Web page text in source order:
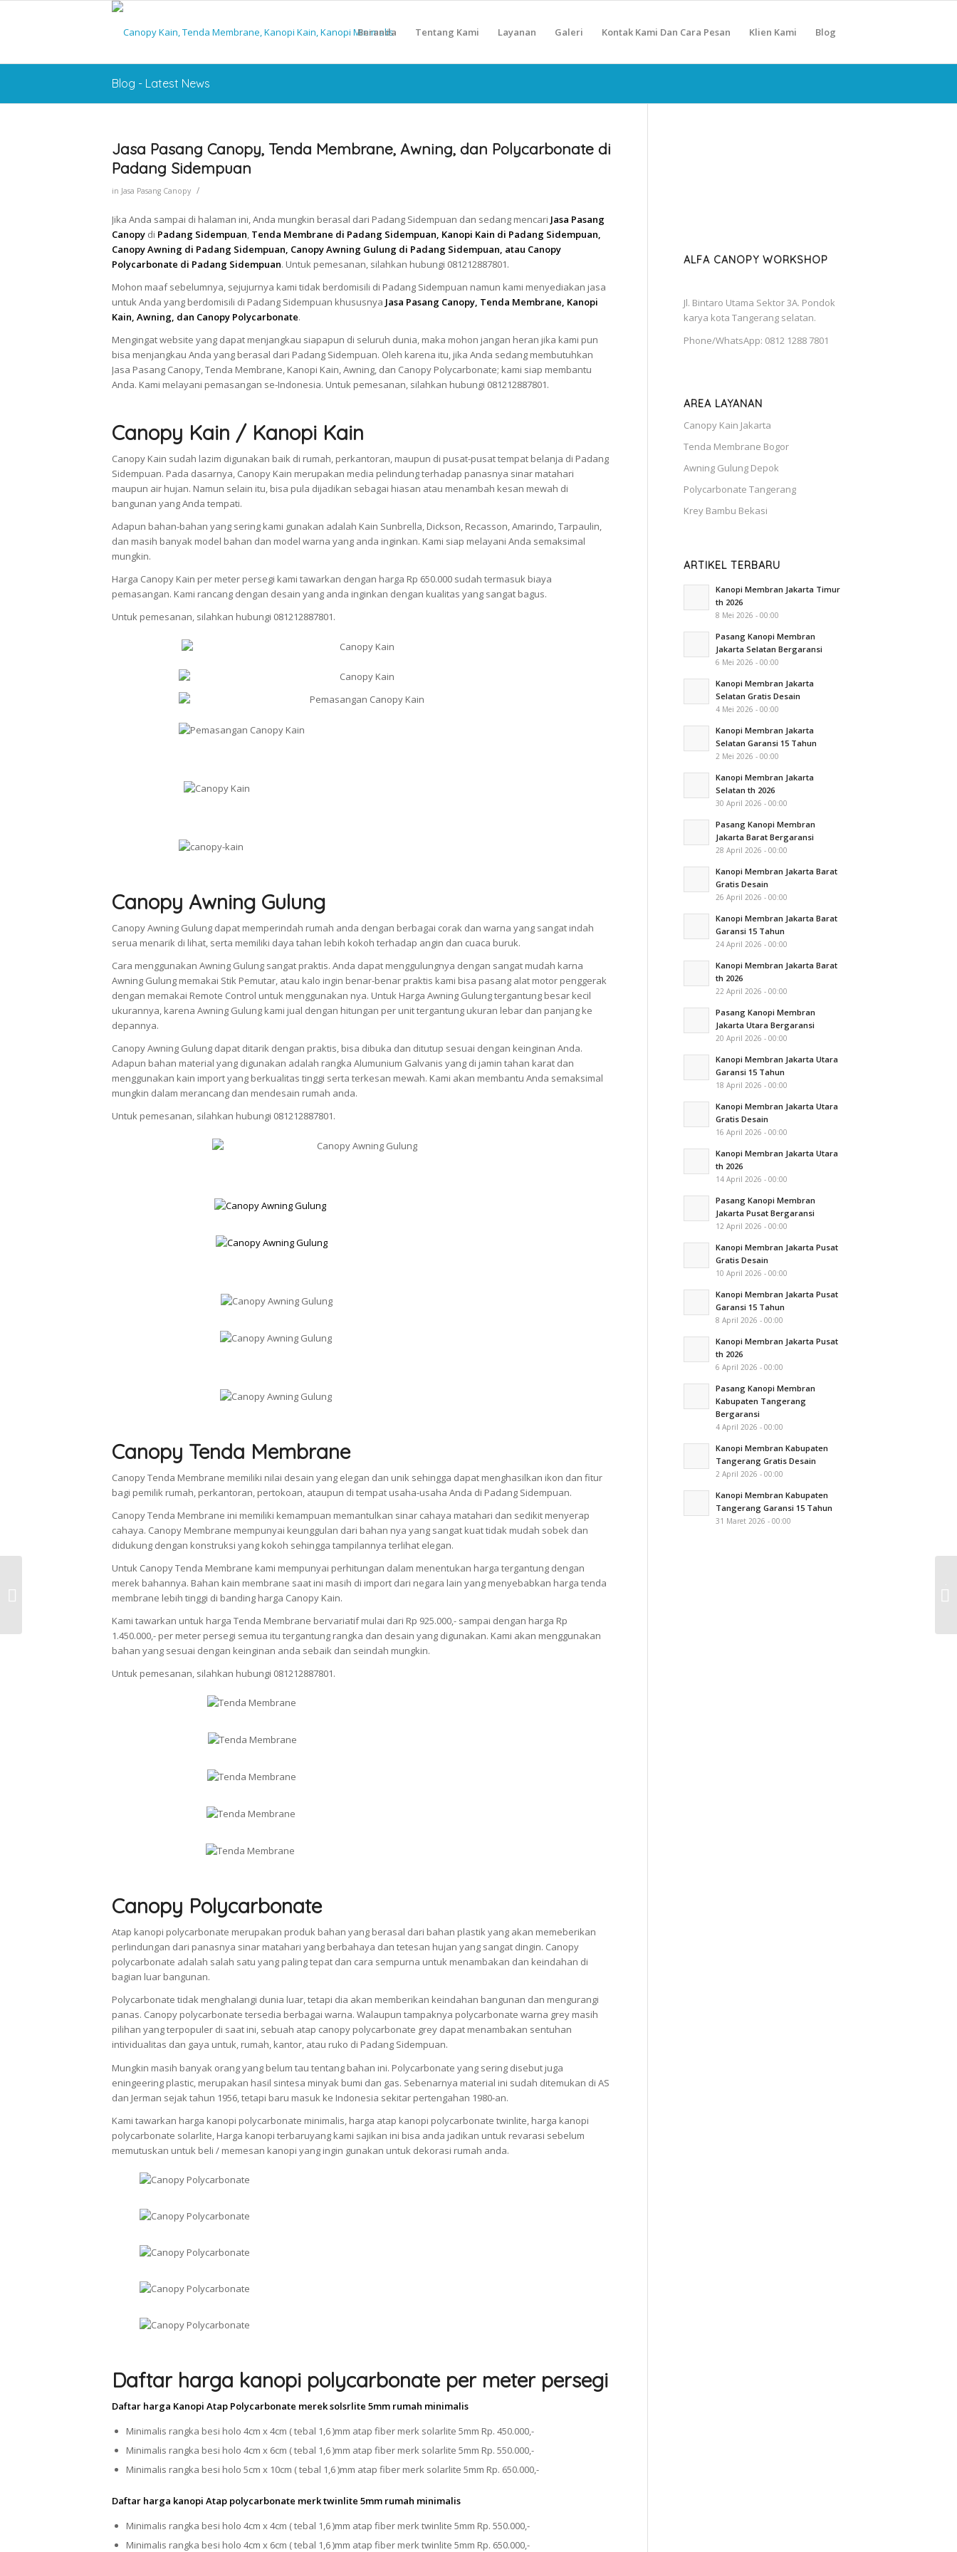
Beranda Tentang Kami Layanan Galeri Kontak Kami Dan Cara Pesan Klien Kami Blog
Blog - Latest News
Jasa Pasang Canopy, Tenda Membrane, Awning, dan Polycarbonate di
Padang Sidempuan
in Jasa Pasang Canopy /
Jika Anda sampai di halaman ini, Anda mungkin berasal dari Padang Sidempuan dan sedang mencari Jasa Pasang
Canopy di Padang Sidempuan, Tenda Membrane di Padang Sidempuan, Kanopi Kain di Padang Sidempuan,
Canopy Awning di Padang Sidempuan, Canopy Awning Gulung di Padang Sidempuan, atau Canopy
Polycarbonate di Padang Sidempuan. Untuk pemesanan, silahkan hubungi 081212887801.
Mohon maaf sebelumnya, sejujurnya kami tidak berdomisili di Padang Sidempuan namun kami menyediakan jasa
untuk Anda yang berdomisili di Padang Sidempuan khususnya Jasa Pasang Canopy, Tenda Membrane, Kanopi
Kain, Awning, dan Canopy Polycarbonate.
Mengingat website yang dapat menjangkau siapapun di seluruh dunia, maka mohon jangan heran jika kami pun
bisa menjangkau Anda yang berasal dari Padang Sidempuan. Oleh karena itu, jika Anda sedang membutuhkan
Jasa Pasang Canopy, Tenda Membrane, Kanopi Kain, Awning, dan Canopy Polycarbonate; kami siap membantu
Anda. Kami melayani pemasangan se-Indonesia. Untuk pemesanan, silahkan hubungi 081212887801.
Canopy Kain / Kanopi Kain
Canopy Kain sudah lazim digunakan baik di rumah, perkantoran, maupun di pusat-pusat tempat belanja di Padang
Sidempuan. Pada dasarnya, Canopy Kain merupakan media pelindung terhadap panasnya sinar matahari
maupun air hujan. Namun selain itu, bisa pula dijadikan sebagai hiasan atau menambah kesan mewah di
bangunan yang Anda tempati.
Adapun bahan-bahan yang sering kami gunakan adalah Kain Sunbrella, Dickson, Recasson, Amarindo, Tarpaulin,
dan masih banyak model bahan dan model warna yang anda inginkan. Kami siap melayani Anda semaksimal
mungkin.
Harga Canopy Kain per meter persegi kami tawarkan dengan harga Rp 650.000 sudah termasuk biaya
pemasangan. Kami rancang dengan desain yang anda inginkan dengan kualitas yang sangat bagus.
Untuk pemesanan, silahkan hubungi 081212887801.
Canopy Awning Gulung
Canopy Awning Gulung dapat memperindah rumah anda dengan berbagai corak dan warna yang sangat indah
serua menarik di lihat, serta memiliki daya tahan lebih kokoh terhadap angin dan cuaca buruk.
Cara menggunakan Awning Gulung sangat praktis. Anda dapat menggulungnya dengan sangat mudah karna
Awning Gulung memakai Stik Pemutar, atau kalo ingin benar-benar praktis kami bisa pasang alat motor penggerak
dengan memakai Remote Control untuk menggunakan nya. Untuk Harga Awning Gulung tergantung besar kecil
ukurannya, karena Awning Gulung kami jual dengan hitungan per unit tergantung ukuran lebar dan panjang ke
depannya.
Canopy Awning Gulung dapat ditarik dengan praktis, bisa dibuka dan ditutup sesuai dengan keinginan Anda.
Adapun bahan material yang digunakan adalah rangka Alumunium Galvanis yang di jamin tahan karat dan
menggunakan kain import yang berkualitas tinggi serta terkesan mewah. Kami akan membantu Anda semaksimal
mungkin dalam merancang dan mendesain rumah anda.
Untuk pemesanan, silahkan hubungi 081212887801.
Canopy Tenda Membrane
Canopy Tenda Membrane memiliki nilai desain yang elegan dan unik sehingga dapat menghasilkan ikon dan fitur
bagi pemilik rumah, perkantoran, pertokoan, ataupun di tempat usaha-usaha Anda di Padang Sidempuan.
Canopy Tenda Membrane ini memiliki kemampuan memantulkan sinar cahaya matahari dan sedikit menyerap
cahaya. Canopy Membrane mempunyai keunggulan dari bahan nya yang sangat kuat tidak mudah sobek dan
didukung dengan konstruksi yang kokoh sehingga tampilannya terlihat elegan.
Untuk Canopy Tenda Membrane kami mempunyai perhitungan dalam menentukan harga tergantung dengan
merek bahannya. Bahan kain membrane saat ini masih di import dari negara lain yang menyebabkan harga tenda
membrane lebih tinggi di banding harga Canopy Kain.
Kami tawarkan untuk harga Tenda Membrane bervariatif mulai dari Rp 925.000,- sampai dengan harga Rp
1.450.000,- per meter persegi semua itu tergantung rangka dan desain yang digunakan. Kami akan menggunakan
bahan yang sesuai dengan keinginan anda sebaik dan seindah mungkin.
Untuk pemesanan, silahkan hubungi 081212887801.
Canopy Polycarbonate
Atap kanopi polycarbonate merupakan produk bahan yang berasal dari bahan plastik yang akan memeberikan
perlindungan dari panasnya sinar matahari yang berbahaya dan tetesan hujan yang sangat dingin. Canopy
polycarbonate adalah salah satu yang paling tepat dan cara sempurna untuk menambakan dan keindahan di
bagian luar bangunan.
Polycarbonate tidak menghalangi dunia luar, tetapi dia akan memberikan keindahan bangunan dan mengurangi
panas. Canopy polycarbonate tersedia berbagai warna. Walaupun tampaknya polycarbonate warna grey masih
pilihan yang terpopuler di saat ini, sebuah atap canopy polycarbonate grey dapat menambakan sentuhan
intividualitas dan gaya untuk, rumah, kantor, atau ruko di Padang Sidempuan.
Mungkin masih banyak orang yang belum tau tentang bahan ini. Polycarbonate yang sering disebut juga
eningeering plastic, merupakan hasil sintesa minyak bumi dan gas. Sebenarnya material ini sudah ditemukan di AS
dan Jerman sejak tahun 1956, tetapi baru masuk ke Indonesia sekitar pertengahan 1980-an.
Kami tawarkan harga kanopi polycarbonate minimalis, harga atap kanopi polycarbonate twinlite, harga kanopi
polycarbonate solarlite, Harga kanopi terbaruyang kami sajikan ini bisa anda jadikan untuk revarasi sebelum
memutuskan untuk beli / memesan kanopi yang ingin gunakan untuk dekorasi rumah anda.
Daftar harga kanopi polycarbonate per meter persegi
Daftar harga Kanopi Atap Polycarbonate merek solsrlite 5mm rumah minimalis
Minimalis rangka besi holo 4cm x 4cm ( tebal 1,6 )mm atap fiber merk solarlite 5mm Rp. 450.000,-
Minimalis rangka besi holo 4cm x 6cm ( tebal 1,6 )mm atap fiber merk solarlite 5mm Rp. 550.000,-
Minimalis rangka besi holo 5cm x 10cm ( tebal 1,6 )mm atap fiber merk solarlite 5mm Rp. 650.000,-
Daftar harga kanopi Atap polycarbonate merk twinlite 5mm rumah minimalis
Minimalis rangka besi holo 4cm x 4cm ( tebal 1,6 )mm atap fiber merk twinlite 5mm Rp. 550.000,-
Minimalis rangka besi holo 4cm x 6cm ( tebal 1,6 )mm atap fiber merk twinlite 5mm Rp. 650.000,-
ALFA CANOPY WORKSHOP
Jl. Bintaro Utama Sektor 3A. Pondok
karya kota Tangerang selatan.
Phone/WhatsApp: 0812 1288 7801
AREA LAYANAN
Canopy Kain Jakarta
Tenda Membrane Bogor
Awning Gulung Depok
Polycarbonate Tangerang
Krey Bambu Bekasi
ARTIKEL TERBARU
Kanopi Membran Jakarta Timur
th 2026
8 Mei 2026 - 00:00
Pasang Kanopi Membran
Jakarta Selatan Bergaransi
6 Mei 2026 - 00:00
Kanopi Membran Jakarta
Selatan Gratis Desain
4 Mei 2026 - 00:00
Kanopi Membran Jakarta
Selatan Garansi 15 Tahun
2 Mei 2026 - 00:00
Kanopi Membran Jakarta
Selatan th 2026
30 April 2026 - 00:00
Pasang Kanopi Membran
Jakarta Barat Bergaransi
28 April 2026 - 00:00
Kanopi Membran Jakarta Barat
Gratis Desain
26 April 2026 - 00:00
Kanopi Membran Jakarta Barat
Garansi 15 Tahun
24 April 2026 - 00:00
Kanopi Membran Jakarta Barat
th 2026
22 April 2026 - 00:00
Pasang Kanopi Membran
Jakarta Utara Bergaransi
20 April 2026 - 00:00
Kanopi Membran Jakarta Utara
Garansi 15 Tahun
18 April 2026 - 00:00
Kanopi Membran Jakarta Utara
Gratis Desain
16 April 2026 - 00:00
Kanopi Membran Jakarta Utara
th 2026
14 April 2026 - 00:00
Pasang Kanopi Membran
Jakarta Pusat Bergaransi
12 April 2026 - 00:00
Kanopi Membran Jakarta Pusat
Gratis Desain
10 April 2026 - 00:00
Kanopi Membran Jakarta Pusat
Garansi 15 Tahun
8 April 2026 - 00:00
Kanopi Membran Jakarta Pusat
th 2026
6 April 2026 - 00:00
Pasang Kanopi Membran
Kabupaten Tangerang
Bergaransi
4 April 2026 - 00:00
Kanopi Membran Kabupaten
Tangerang Gratis Desain
2 April 2026 - 00:00
Kanopi Membran Kabupaten
Tangerang Garansi 15 Tahun
31 Maret 2026 - 00:00
Jasa Pasang Canopy, Tenda
Membrane, Awning, dan